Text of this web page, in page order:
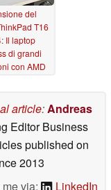
del
T16
Il laptop
di grandi
con AMD
article:Andreas
Editor Business
published on
2013
me via:
LinkedIn